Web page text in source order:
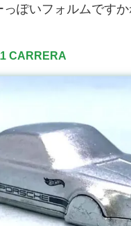
ぽいフォルムですか
CARRERA